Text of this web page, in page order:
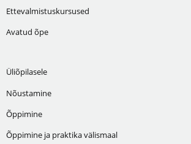
Ettevalmistuskursused
Avatud õpe
Üliõpilasele
Nõustamine
Õppimine
Õppimine ja praktika välismaal